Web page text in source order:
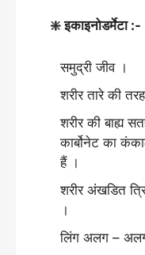
❇️ इकाइनोडर्मेटा :-
समुद्री जीव ।
शरीर तारे की
शरीर की बाह्य
कार्बोनेट का
हैं ।
शरीर अंखडित
।
लिंग अलग –